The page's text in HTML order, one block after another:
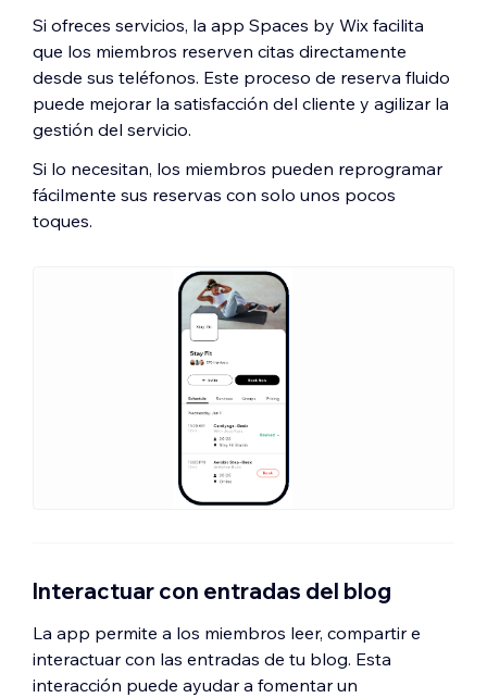
Si ofreces servicios, la app Spaces by Wix facilita
que los miembros reserven citas directamente
desde sus teléfonos. Este proceso de reserva fluido
puede mejorar la satisfacción del cliente y agilizar la
gestión del servicio.
Si lo necesitan, los miembros pueden reprogramar
fácilmente sus reservas con solo unos pocos
toques.
Interactuar con entradas del blog
La app permite a los miembros leer, compartir e
interactuar con las entradas de tu blog. Esta
interacción puede ayudar a fomentar un